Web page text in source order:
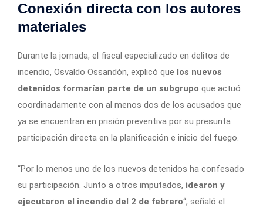
Conexión directa con los autores
materiales
Durante la jornada, el fiscal especializado en delitos de
incendio, Osvaldo Ossandón, explicó que los nuevos
detenidos formarían parte de un subgrupo que actuó
coordinadamente con al menos dos de los acusados que
ya se encuentran en prisión preventiva por su presunta
participación directa en la planificación e inicio del fuego.
“Por lo menos uno de los nuevos detenidos ha confesado
su participación. Junto a otros imputados, idearon y
ejecutaron el incendio del 2 de febrero“, señaló el